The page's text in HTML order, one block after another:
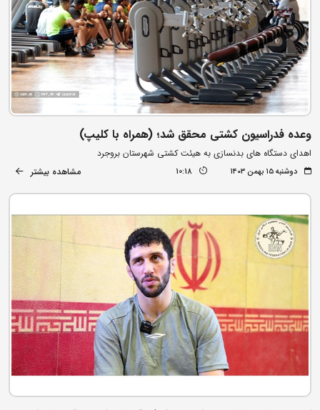
وعده فدراسیون کشتی محقق شد؛ (همراه با کلیپ)
اهدای دستگاه های بدنسازی به هیئت کشتی شهرستان بروجرد
دوشنبه ۱۵ بهمن ۱۴۰۳ 10:18 مشاهده بیشتر